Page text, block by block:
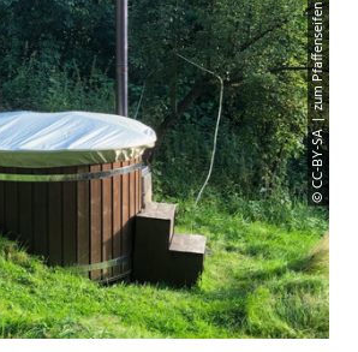
© CC-BY-SA | zum Pfaffenseifen